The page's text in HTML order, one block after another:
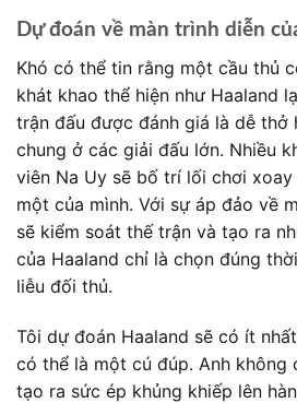
Dự đoán về màn trình diễn
Khó có thể tin rằng một cầu thủ
khát khao thể hiện như Haaland
trận đấu được đánh giá là dễ thở
chung ở các giải đấu lớn. Nhiều
viên Na Uy sẽ bố trí lối chơi
một của mình. Với sự áp đảo về
sẽ kiểm soát thế trận và tạo ra
của Haaland chỉ là chọn đúng
liễu đối thủ.
Tôi dự đoán Haaland sẽ có ít
có thể là một cú đúp. Anh không
tạo ra sức ép khủng khiếp lên